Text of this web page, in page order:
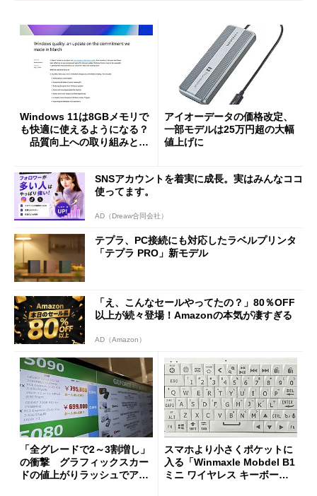
Windows 11は8GBメモリで
も快適に使えるようになる？
品質向上への取り組みと
アイオーデータの価格改定、
一部モデルは25万円超の大幅
値上げに
SNSアカウントを着実に成長。実はみんなココ
使ってます。
AD（Dreaw合同会社）
テプラ、PC接続にも対応したラベルプリンタ
「テプラ PRO」新モデル
「え、こんなセールやってたの？」80％OFF
以上が続々登場！Amazonの本気が凄すぎる
AD（Amazon）
「全グレードで2～3割増し」
の衝撃 グラフィックスカー
ドの値上がりラッシュでアキ
スマホより小さくポケットに
入る「Winmaxle Mobdel B1
ミニ ワイヤレス キーボー